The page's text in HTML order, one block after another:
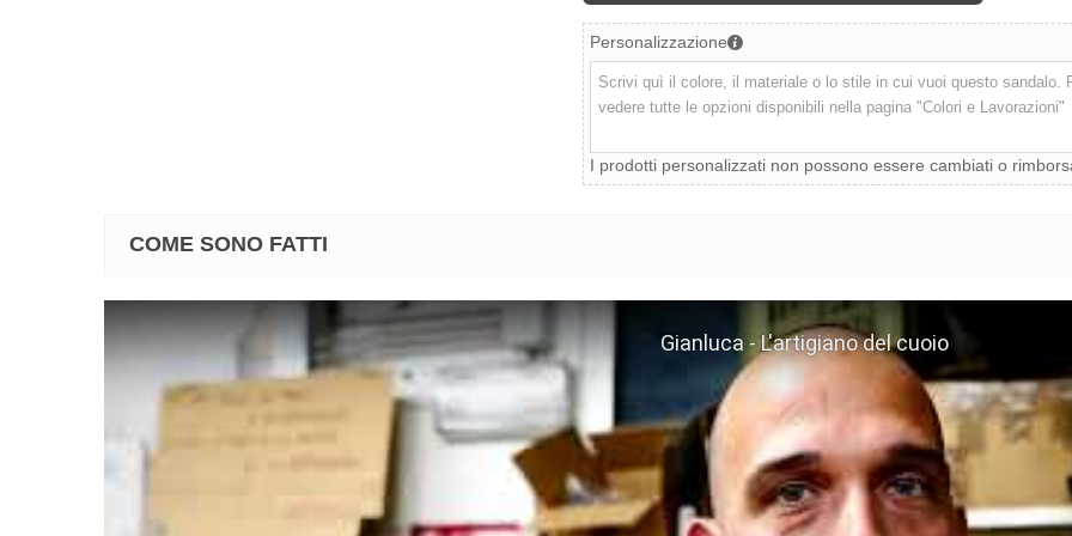
Personalizzazione
I prodotti personalizzati non possono essere cambiati o
COME SONO FATTI